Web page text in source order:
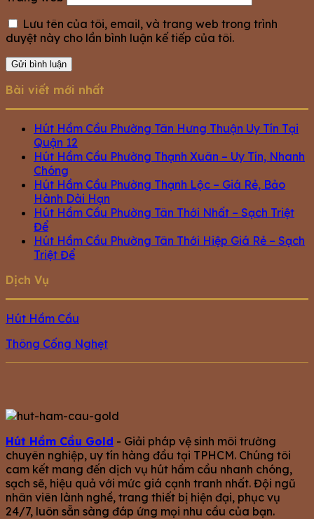
Lưu tên của tôi, email, và trang web trong trình
duyệt này cho lần bình luận kế tiếp của tôi.
Bài viết mới nhất
Hút Hầm Cầu Phường Tân Hưng Thuận Uy Tín Tại
Quận 12
Hút Hầm Cầu Phường Thạnh Xuân – Uy Tín, Nhanh
Chóng
Hút Hầm Cầu Phường Thạnh Lộc – Giá Rẻ, Bảo
Hành Dài Hạn
Hút Hầm Cầu Phường Tân Thới Nhất – Sạch Triệt
Để
Hút Hầm Cầu Phường Tân Thới Hiệp Giá Rẻ – Sạch
Triệt Để
Dịch Vụ
Hút Hầm Cầu
Thông Cống Nghẹt
Hút Hầm Cầu Gold - Giải pháp vệ sinh môi trường
chuyên nghiệp, uy tín hàng đầu tại TPHCM. Chúng tôi
cam kết mang đến dịch vụ hút hầm cầu nhanh chóng,
sạch sẽ, hiệu quả với mức giá cạnh tranh nhất. Đội ngũ
nhân viên lành nghề, trang thiết bị hiện đại, phục vụ
24/7, luôn sẵn sàng đáp ứng mọi nhu cầu của bạn.